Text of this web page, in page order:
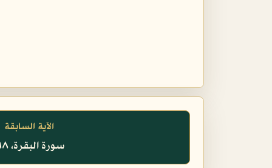
الآية السابقة
سورة البقرة، ١٩٨